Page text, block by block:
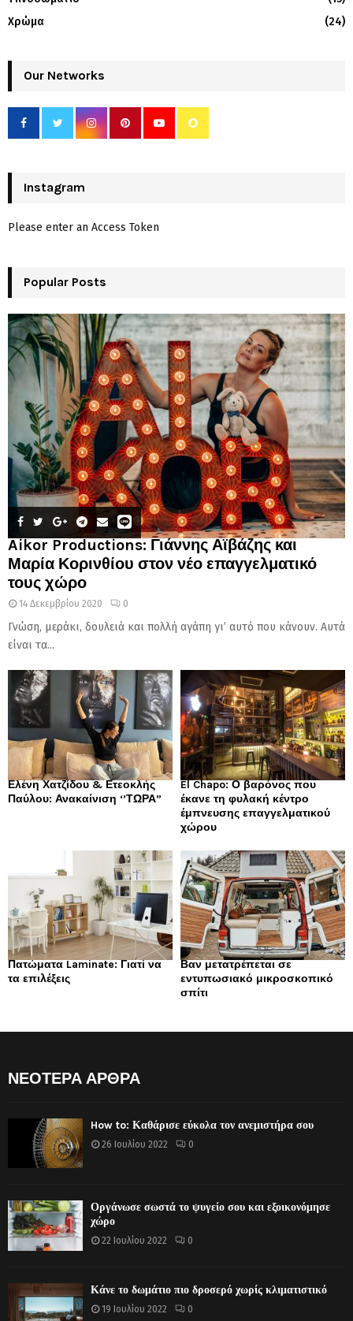
Χρώμα
(24)
Our Networks
Instagram
Please enter an Access Token
Popular Posts
Aikor Productions: Γιάννης Αϊβάζης και
Μαρία Κορινθίου στον νέο επαγγελματικό
τους χώρο
14 Δεκεμβρίου 2020 0
Γνώση, μεράκι, δουλειά και πολλή αγάπη γι’ αυτό που κάνουν. Αυτά
είναι τα...
Ελένη Χατζίδου & Ετεοκλής
Παύλου: Ανακαίνιση ‘’ΤΩΡΑ”
El Chapo: Ο βαρόνος που
έκανε τη φυλακή κέντρο
έμπνευσης επαγγελματικού
χώρου
Πατώματα Laminate: Γιατί να
τα επιλέξεις
Βαν μετατρέπεται σε
εντυπωσιακό μικροσκοπικό
σπίτι
ΝΕΟΤΕΡΑ ΑΡΘΡΑ
How to: Καθάρισε εύκολα τον ανεμιστήρα σου
26 Ιουλίου 2022 0
Οργάνωσε σωστά το ψυγείο σου και εξοικονόμησε
χώρο
22 Ιουλίου 2022 0
Κάνε το δωμάτιο πιο δροσερό χωρίς κλιματιστικό
19 Ιουλίου 2022 0